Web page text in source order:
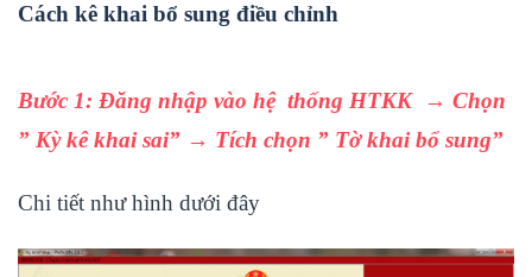
Cách kê khai bổ sung điều chỉnh
Bước 1: Đăng nhập vào hệ thống HTKK → Chọn
” Kỳ kê khai sai” → Tích chọn ” Tờ khai bổ sung”
Chi tiết như hình dưới đây